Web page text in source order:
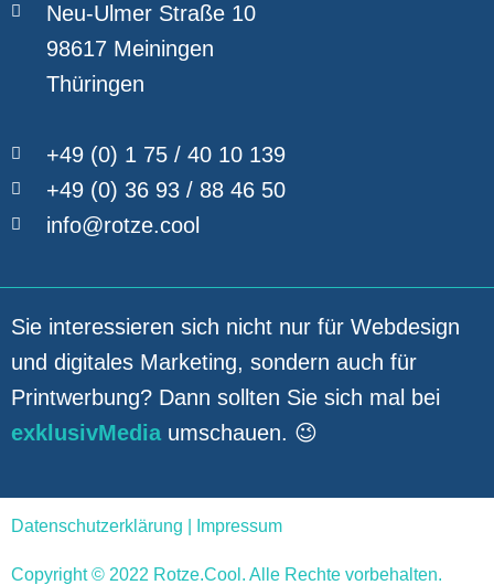
Neu-Ulmer Straße 10
98617 Meiningen
Thüringen
+49 (0) 1 75 / 40 10 139
+49 (0) 36 93 / 88 46 50
info@rotze.cool
Sie interessieren sich nicht nur für Webdesign
und digitales Marketing, sondern auch für
Printwerbung? Dann sollten Sie sich mal bei
exklusivMediaumschauen. 😉
Copyright © 2022 Rotze.Cool. Alle Rechte vorbehalten.
Datenschutzerklärung Impressum